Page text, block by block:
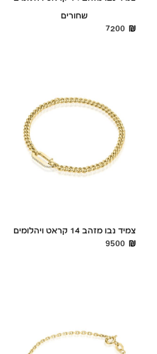
שחורים
7200
צמיד נבו מזהב 14 קראט ויהלומים
9500